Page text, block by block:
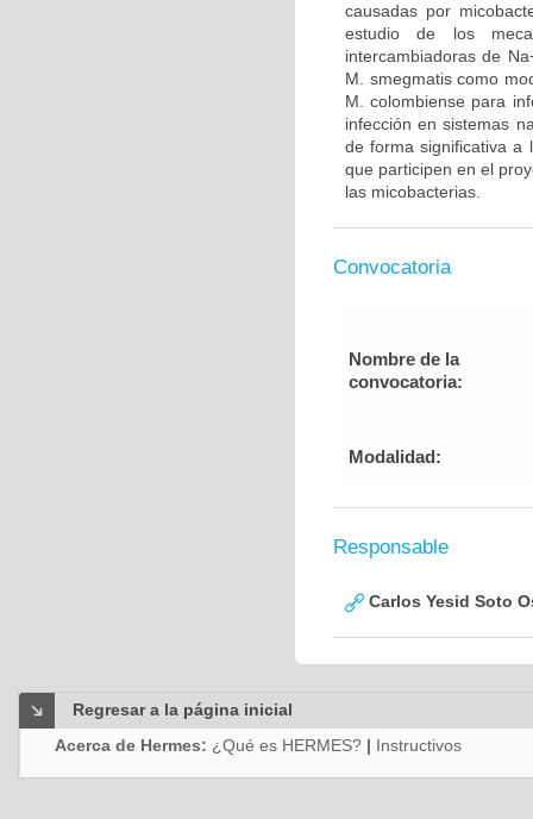
causadas por
estudio de los
intercambiadoras de
M. smegmatis como
M. colombiense para
infección en sistemas
de forma significativa a
que participen en el
las micobacterias.
Convocatoria
Nombre de la
convocatoria:
Modalidad:
Responsable
Carlos Yesid Soto
Regresar a la página inicial
Acerca de Hermes: ¿Qué es HERMES? | Instructivos